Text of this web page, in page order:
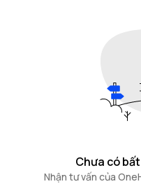
Chưa có
Nhận tư vấn của